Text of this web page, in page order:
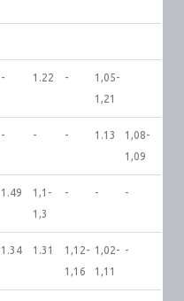
- 1.22 -
1,05-
1,21
- - - 1.13
1,08-
1,09
1.49
1,1-
1,3
- - -
1.34 1.31
1,12-
1,16
1,02-
1,11
-